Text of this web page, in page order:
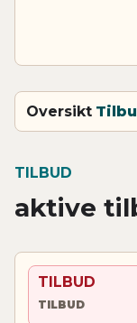
Oversikt
TILBUD
aktive
TILBUD
TILBUD